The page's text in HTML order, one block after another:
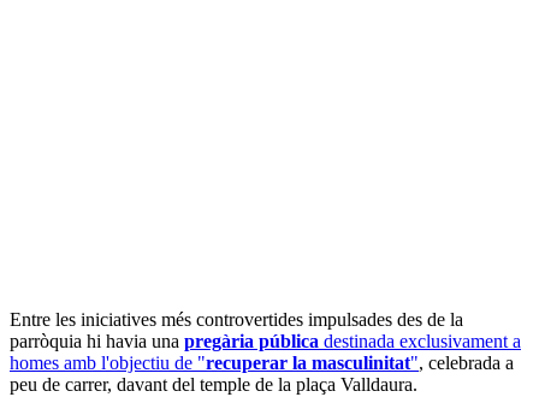
Entre les iniciatives més controvertides impulsades des de la
parròquia hi havia una pregària pública destinada exclusivament a
homes amb l'objectiu de "recuperar la masculinitat", celebrada a
peu de carrer, davant del temple de la plaça Valldaura.